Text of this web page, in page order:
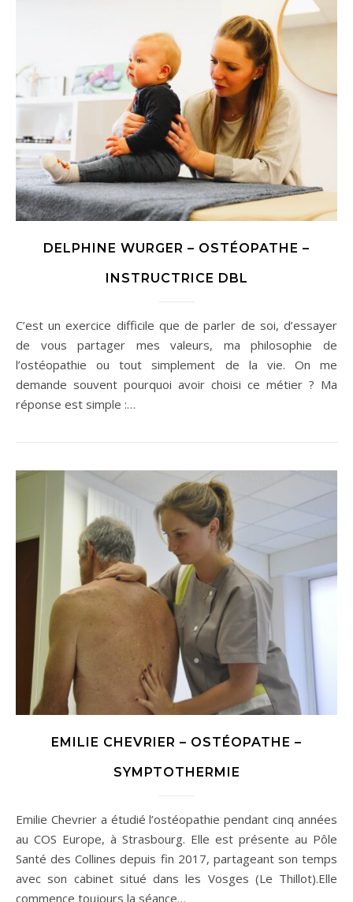
DELPHINE WURGER – OSTÉOPATHE –
INSTRUCTRICE DBL
C’est un exercice difficile que de parler de soi, d’essayer
de vous partager mes valeurs, ma philosophie de
l’ostéopathie ou tout simplement de la vie. On me
demande souvent pourquoi avoir choisi ce métier ? Ma
réponse est simple :…
EMILIE CHEVRIER – OSTÉOPATHE –
SYMPTOTHERMIE
Emilie Chevrier a étudié l’ostéopathie pendant cinq années
au COS Europe, à Strasbourg. Elle est présente au Pôle
Santé des Collines depuis fin 2017, partageant son temps
avec son cabinet situé dans les Vosges (Le Thillot).Elle
commence toujours la séance…